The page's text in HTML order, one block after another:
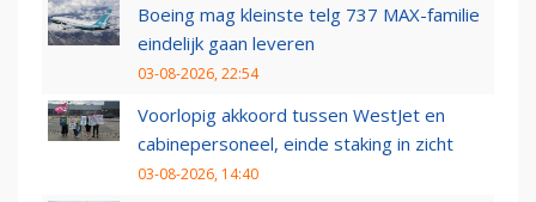
Boeing mag kleinste telg 737 MAX-familie
eindelijk gaan leveren
03-08-2026, 22:54
Voorlopig akkoord tussen WestJet en
cabinepersoneel, einde staking in zicht
03-08-2026, 14:40